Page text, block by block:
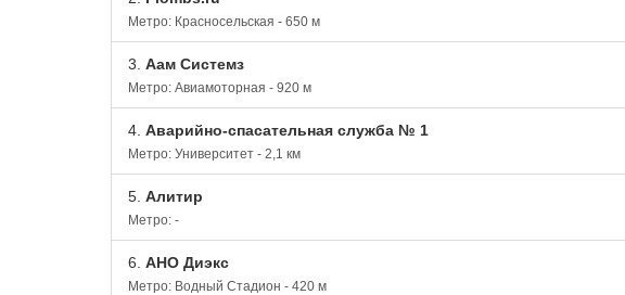
Метро: Красносельская - 650 м
3. Аам Системз
Метро: Авиамоторная - 920 м
4. Аварийно-спасательная служба № 1
Метро: Университет - 2,1 км
5. Алитир
Метро: -
6. АНО Диэкс
Метро: Водный Стадион - 420 м